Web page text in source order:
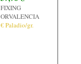
FIXING
ORVALENCIA
€ Paladio/gr.